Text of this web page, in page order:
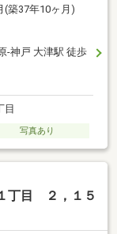
(築37年10ヶ月)
-神戸 大津駅 徒歩
目
写真あり
丁目 ２，１５